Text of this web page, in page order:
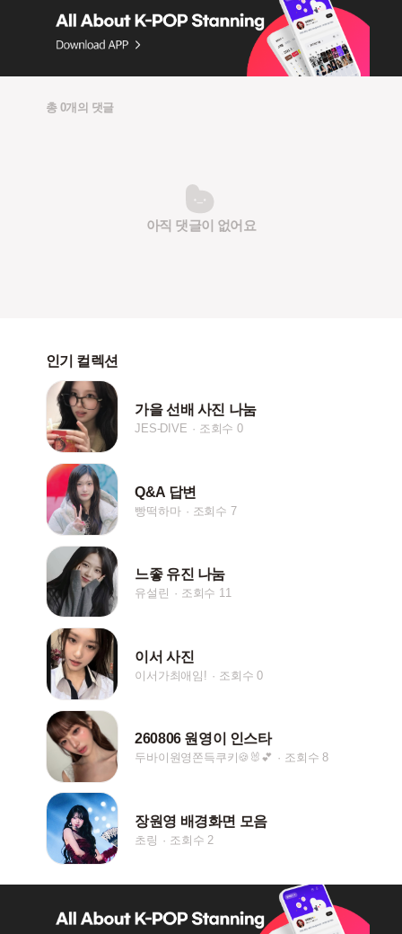
총 0개의 댓글
아직 댓글이 없어요
인기 컬렉션
가을 선배 사진 나눔
JES-DIVE 조회수 0
Q&A 답변
빵떡하마 조회수 7
느좋 유진 나눔
유설린 조회수 11
이서 사진
이서가최애임! 조회수 0
260806 원영이 인스타
두바이원영쫀득쿠키🍪🐰💕 조회수 8
장원영 배경화면 모음
초링 조회수 2